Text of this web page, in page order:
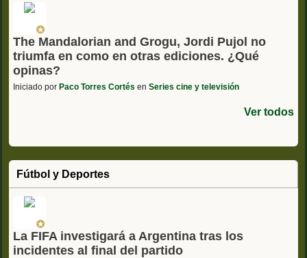
The Mandalorian and Grogu, Jordi Pujol no
triumfa en como en otras ediciones. ¿Qué
opinas?
Iniciado por Paco Torres Cortés en Series cine y televisión
Ver todos
Fútbol y Deportes
La FIFA investigará a Argentina tras los
incidentes al final del partido